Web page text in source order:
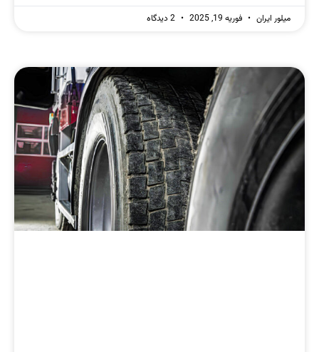
میلور ایران فوریه 19, 2025